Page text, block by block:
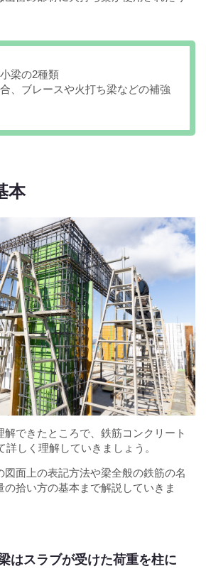
梁の2種類
、ブレースや火打ち梁などの補強
本
できたところで、鉄筋コンクリート
しく理解していきましょう。
図面上の表記方法や梁全般の鉄筋の名
拾い方の基本まで解説していきま
スラブが受けた荷重を柱に